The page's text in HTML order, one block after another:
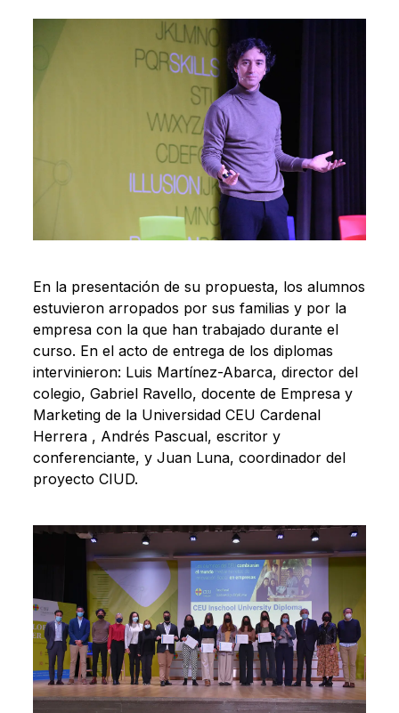
En la presentación de su propuesta, los alumnos
estuvieron arropados por sus familias y por la
empresa con la que han trabajado durante el
curso. En el acto de entrega de los diplomas
intervinieron: Luis Martínez-Abarca, director del
colegio, Gabriel Ravello, docente de Empresa y
Marketing de la Universidad CEU Cardenal
Herrera , Andrés Pascual, escritor y
conferenciante, y Juan Luna, coordinador del
proyecto CIUD.